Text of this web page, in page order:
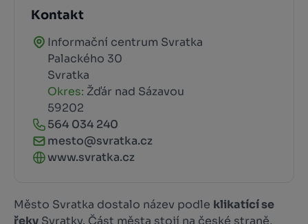
Kontakt
Informační centrum Svratka
Palackého 30
Svratka
Okres: Žďár nad Sázavou
59202
564 034 240
mesto@svratka.cz
www.svratka.cz
Město Svratka dostalo název podle klikatící se
řeky Svratky. Část města stojí na české straně,